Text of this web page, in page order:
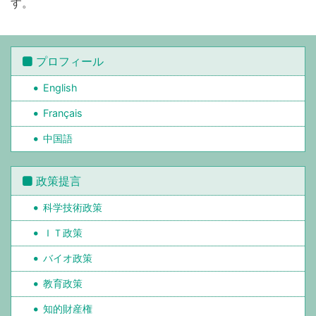
す。
プロフィール
English
Français
中国語
政策提言
科学技術政策
ＩＴ政策
バイオ政策
教育政策
知的財産権